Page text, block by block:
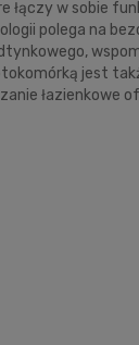
w sobie
polega na
jest